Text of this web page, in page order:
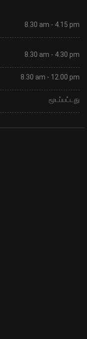
8.30 am - 4.15 pm
8.30 am - 4.30 pm
8.30 am - 12.00 pm
மூடப்பட்டது